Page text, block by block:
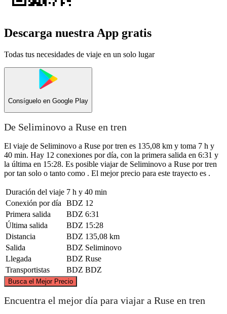
Descarga nuestra App gratis
Todas tus necesidades de viaje en un solo lugar
Consíguelo en Google Play
De Seliminovo a Ruse en tren
El viaje de Seliminovo a Ruse por tren es 135,08 km y toma 7 h y
40 min. Hay 12 conexiones por día, con la primera salida en 6:31 y
la última en 15:28. Es posible viajar de Seliminovo a Ruse por tren
por tan solo o tanto como . El mejor precio para este trayecto es .
Duración del viaje 7 h y 40 min
Conexión por día
BDZ 12
Primera salida
BDZ 6:31
Última salida
BDZ 15:28
Distancia
BDZ 135,08 km
Salida
BDZ Seliminovo
Llegada
BDZ Ruse
Transportistas
BDZ BDZ
Busca el Mejor Precio
Encuentra el mejor día para viajar a Ruse en tren